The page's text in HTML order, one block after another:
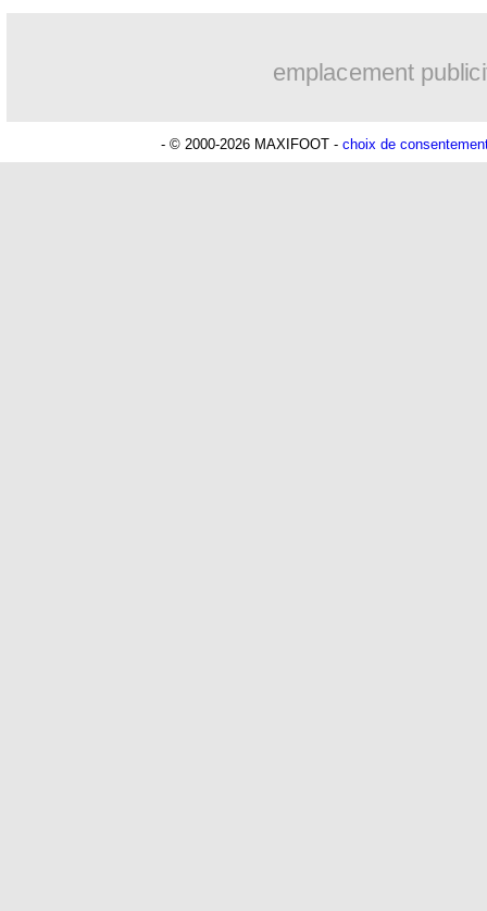
emplacement
- © 2000-2026 MAXIFOOT - choix de